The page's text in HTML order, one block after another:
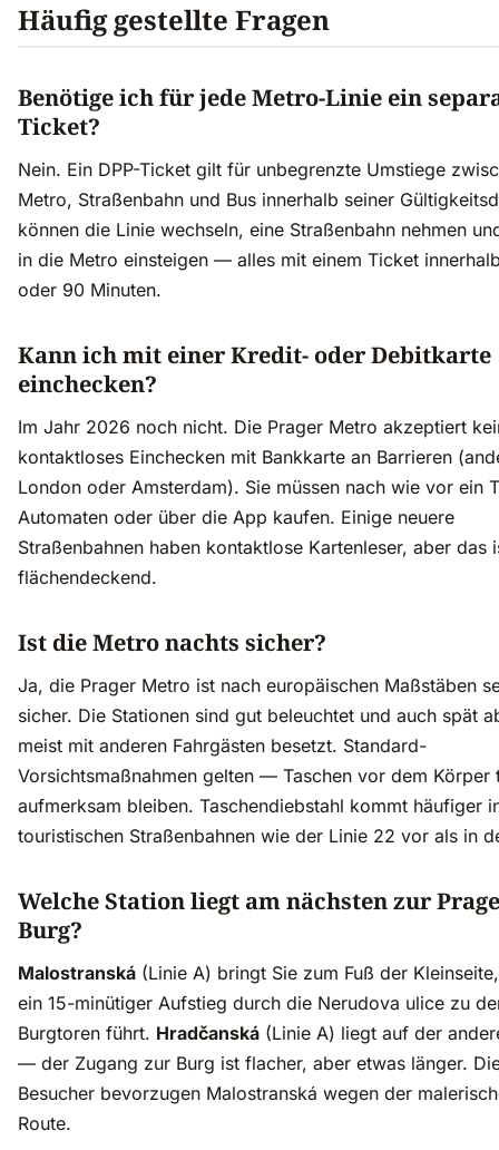
Häufig gestellte Fragen
Benötige ich für jede Metro-Linie ein
Ticket?
Nein. Ein DPP-Ticket gilt für unbegrenzte Umstiege
Metro, Straßenbahn und Bus innerhalb seiner
können die Linie wechseln, eine Straßenbahn nehmen
in die Metro einsteigen — alles mit einem Ticket
oder 90 Minuten.
Kann ich mit einer Kredit- oder Debitkarte
einchecken?
Im Jahr 2026 noch nicht. Die Prager Metro akzeptiert
kontaktloses Einchecken mit Bankkarte an Barrieren
London oder Amsterdam). Sie müssen nach wie vor ein
Automaten oder über die App kaufen. Einige neuere
Straßenbahnen haben kontaktlose Kartenleser, aber das
flächendeckend.
Ist die Metro nachts sicher?
Ja, die Prager Metro ist nach europäischen Maßstäben
sicher. Die Stationen sind gut beleuchtet und auch spät
meist mit anderen Fahrgästen besetzt. Standard-
Vorsichtsmaßnahmen gelten — Taschen vor dem Körper
aufmerksam bleiben. Taschendiebstahl kommt häufiger
touristischen Straßenbahnen wie der Linie 22 vor als in
Welche Station liegt am nächsten zur
Burg?
Malostranská (Linie A) bringt Sie zum Fuß der
ein 15-minütiger Aufstieg durch die Nerudova ulice zu
Burgtoren führt. Hradčanská (Linie A) liegt auf der
— der Zugang zur Burg ist flacher, aber etwas länger.
Besucher bevorzugen Malostranská wegen der
Route.